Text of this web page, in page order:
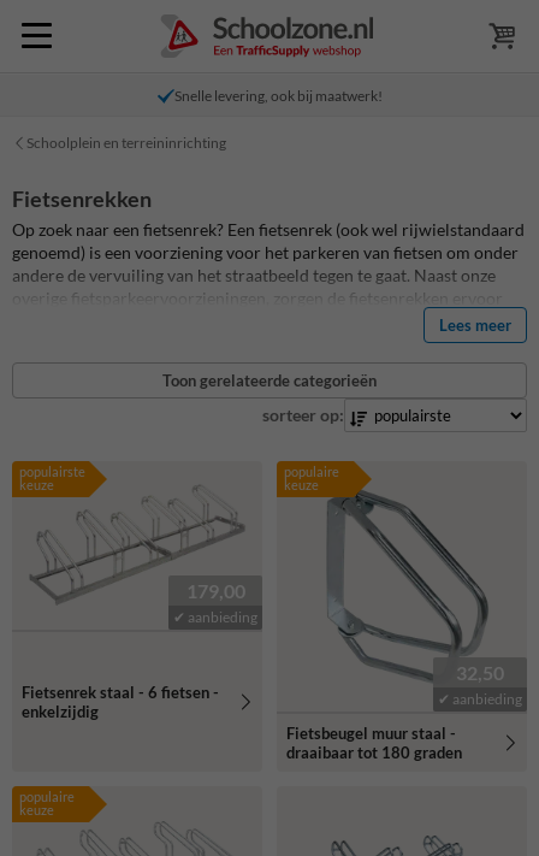
Snelle levering, ook bij maatwerk!
Schoolplein en terreininrichting
Fietsenrekken
Op zoek naar een fietsenrek? Een fietsenrek (ook wel rijwielstandaard
genoemd) is een voorziening voor het parkeren van fietsen om onder
andere de vervuiling van het straatbeeld tegen te gaat. Naast onze
overige fietsparkeervoorzieningen, zorgen de fietsenrekken ervoor
dat je foutparkeerders voorkomt. Onze fietsenrekken zijn vervaardigd
uit verzinkt staal en zijn te monteren in de grond of op de grond. Heb
je vragen? Neem contact met ons op en we helpen je verder bij het
vinden van het perfecte fietsenrek voor het veilig opbergen van jouw
Lees meer
Toon gerelateerde categorieën
sorteer op:
populairste
keuze
179,00
✔ aanbieding
Fietsenrek staal - 6 fietsen -
enkelzijdig
populaire
keuze
32,50
✔ aanbieding
Fietsbeugel muur staal -
draaibaar tot 180 graden
populaire
keuze